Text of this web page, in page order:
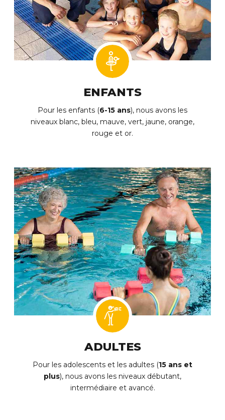
ENFANTS
Pour les enfants (6-15 ans), nous avons les
niveaux blanc, bleu, mauve, vert, jaune, orange,
rouge et or.
ADULTES
Pour les adolescents et les adultes (15 ans et
plus), nous avons les niveaux débutant,
intermédiaire et avancé.